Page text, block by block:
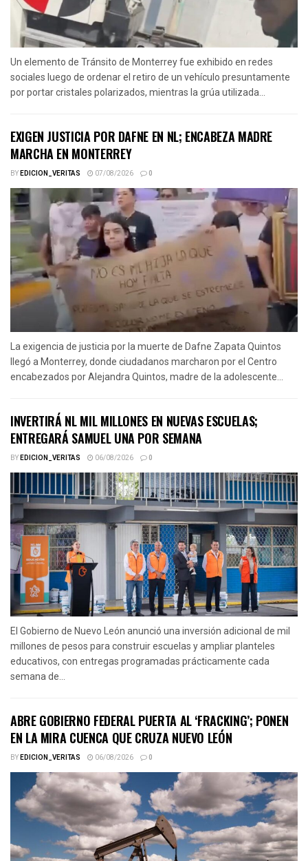
Un elemento de Tránsito de Monterrey fue exhibido en redes
sociales luego de ordenar el retiro de un vehículo presuntamente
por portar cristales polarizados, mientras la grúa utilizada...
EXIGEN JUSTICIA POR DAFNE EN NL; ENCABEZA MADRE
MARCHA EN MONTERREY
BYEDICION_VERITAS 07/08/2026 0
La exigencia de justicia por la muerte de Dafne Zapata Quintos
llegó a Monterrey, donde ciudadanos marcharon por el Centro
encabezados por Alejandra Quintos, madre de la adolescente...
INVERTIRÁ NL MIL MILLONES EN NUEVAS ESCUELAS;
ENTREGARÁ SAMUEL UNA POR SEMANA
BYEDICION_VERITAS 06/08/2026 0
El Gobierno de Nuevo León anunció una inversión adicional de mil
millones de pesos para construir escuelas y ampliar planteles
educativos, con entregas programadas prácticamente cada
semana de...
ABRE GOBIERNO FEDERAL PUERTA AL ‘FRACKING’; PONEN
EN LA MIRA CUENCA QUE CRUZA NUEVO LEÓN
BYEDICION_VERITAS 06/08/2026 0